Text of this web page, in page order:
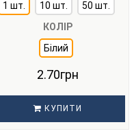
1 шт.
10 шт.
50 шт.
КОЛІР
Білий
2.70грн
КУПИТИ